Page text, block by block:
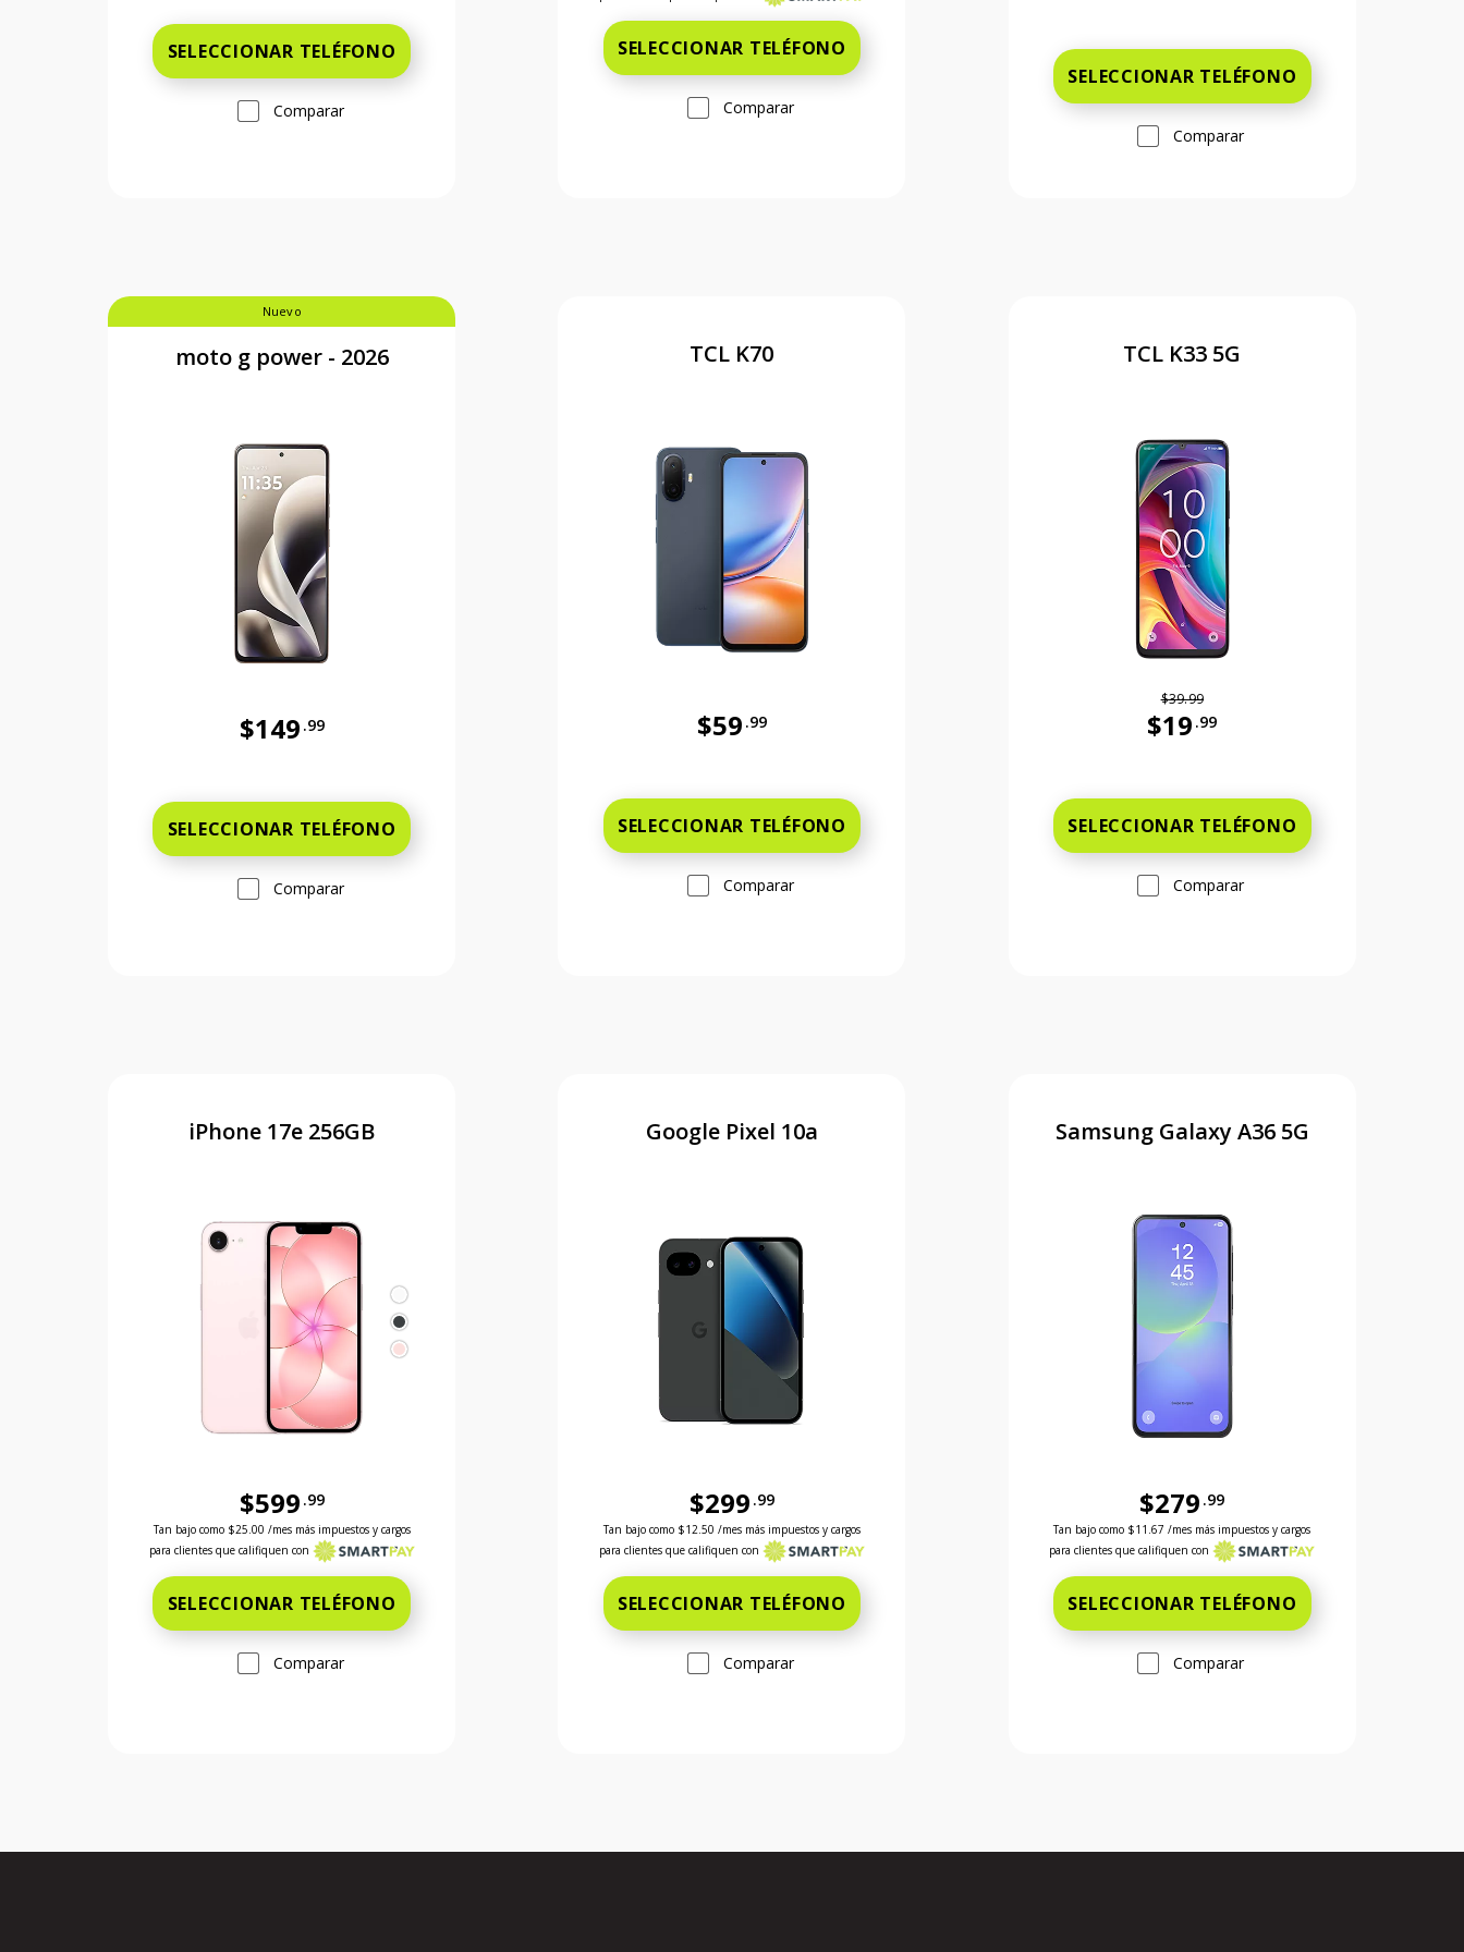
SELECCIONAR TELÉFONO
Comparar
SELECCIONAR TELÉFONO
Comparar
SELECCIONAR TELÉFONO
Comparar
Nuevo
moto g power - 2026
$149 .99
SELECCIONAR TELÉFONO
Comparar
TCL K70
$59 .99
SELECCIONAR TELÉFONO
Comparar
TCL K33 5G
$39.99
$19 .99
SELECCIONAR TELÉFONO
Comparar
iPhone 17e 256GB
$599 .99
Antes el precio era 599 dollars and 99 cents Ahora el precio es 599 dollars and 99 cents
Tan bajo como $25.00 /mes más impuestos y cargos
para clientes que califiquen con
SELECCIONAR TELÉFONO
Comparar
Google Pixel 10a
$299 .99
Antes el precio era 299 dollars and 99 cents Ahora el precio es 299 dollars and 99 cents
Tan bajo como $12.50 /mes más impuestos y cargos
para clientes que califiquen con
SELECCIONAR TELÉFONO
Comparar
Samsung Galaxy A36 5G
$279 .99
Antes el precio era 279 dollars and 99 cents Ahora el
Tan bajo como $11.67 /mes más impuestos y cargos
para clientes que califiquen con
SELECCIONAR TELÉFONO
Comparar